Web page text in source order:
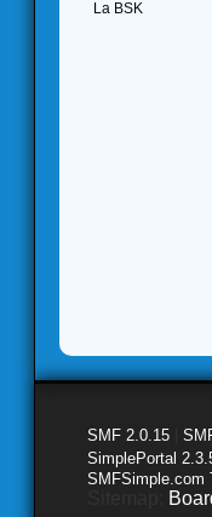
La BSK
SMF 2.0.15
SimplePortal
SMFSimple.com